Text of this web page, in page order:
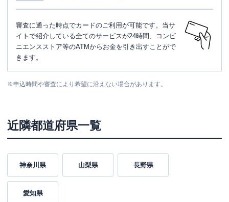
審査に通った時点でカードのご利用が可能です。当サ
イトで紹介している全てのサービスが24時間、コンビ
ニエンスストア等のATMからお金を引き出すことがで
きます。
※申込時間や審査により希望に沿えない場合があります。
近隣都道府県一覧
神奈川県 山梨県 長野県
愛知県